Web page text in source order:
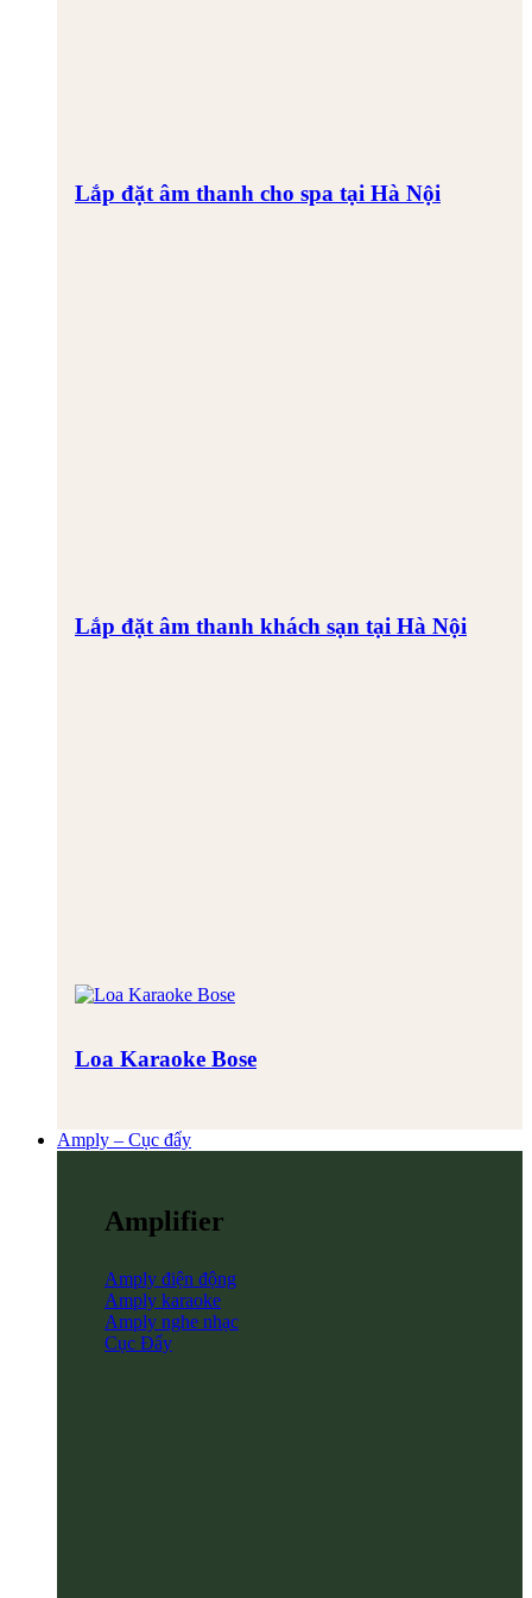
Lắp đặt âm thanh cho spa tại Hà Nội
Lắp đặt âm thanh khách sạn tại Hà Nội
Loa Karaoke Bose
Amply – Cục đẩy
Amplifier
Amply điện động
Amply karaoke
Amply nghe nhạc
Cục Đẩy